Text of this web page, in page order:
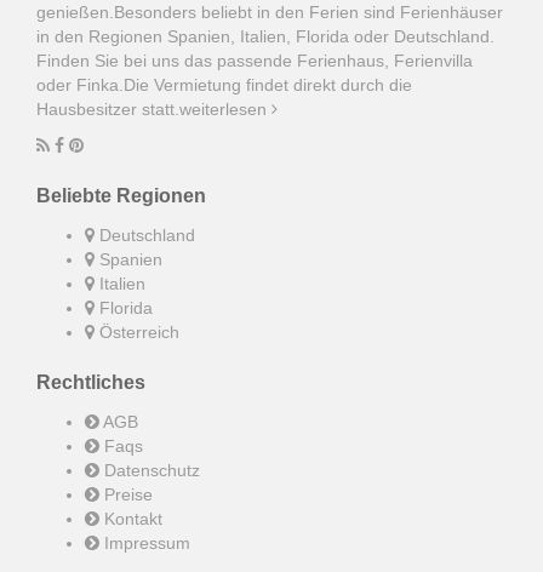
genießen.Besonders beliebt in den Ferien sind Ferienhäuser
in den Regionen Spanien, Italien, Florida oder Deutschland.
Finden Sie bei uns das passende Ferienhaus, Ferienvilla
oder Finka.Die Vermietung findet direkt durch die
Hausbesitzer statt. weiterlesen
Beliebte Regionen
Deutschland
Spanien
Italien
Florida
Österreich
Rechtliches
AGB
Faqs
Datenschutz
Preise
Kontakt
Impressum